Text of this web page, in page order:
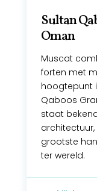
Sultan
Oman
Muscat
forten met
hoogtepunt
Qaboos
staat
grootste
ter wereld.